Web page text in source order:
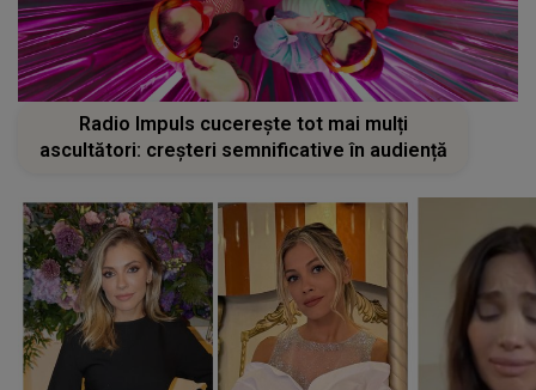
Radio Impuls cucerește tot mai mulți
ascultători: creșteri semnificative în audiență